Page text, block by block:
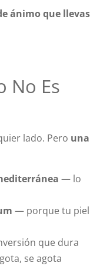
ánimo que llevas
No Es
lado. Pero una
— lo
— porque tu piel
que dura
se agota